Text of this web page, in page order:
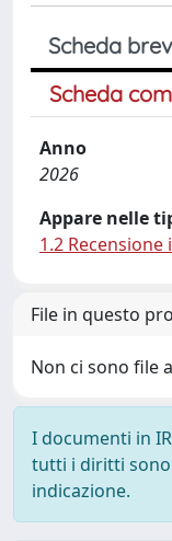
Scheda
Scheda
Anno
2026
Appare nelle
1.2 Recensione
File in questo
Non ci sono file
I documenti in
tutti i diritti sono
indicazione.